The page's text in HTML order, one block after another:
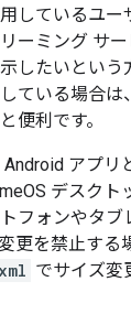
しているユー
ーミング サ
したいという
ている場合は
便利です。
アプリ
デスクト
フォンやタブ
更を禁止する
でサイズ変